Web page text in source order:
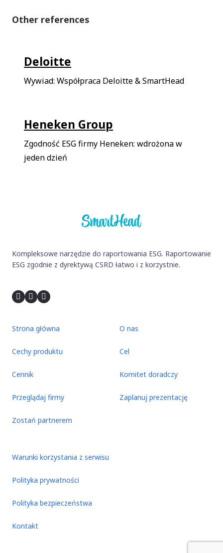
Other references
Deloitte
Wywiad: Współpraca Deloitte & SmartHead
Heneken Group
Zgodność ESG firmy Heneken: wdrożona w
jeden dzień
Kompleksowe narzędzie do raportowania ESG. Raportowanie
ESG zgodnie z dyrektywą CSRD łatwo i z korzystnie.
Strona główna
Cechy produktu
Cennik
Przeglądaj firmy
Zostań partnerem
O nas
Cel
Komitet doradczy
Zaplanuj prezentację
Warunki korzystania z serwisu
Polityka prywatności
Polityka bezpieczeństwa
Kontakt